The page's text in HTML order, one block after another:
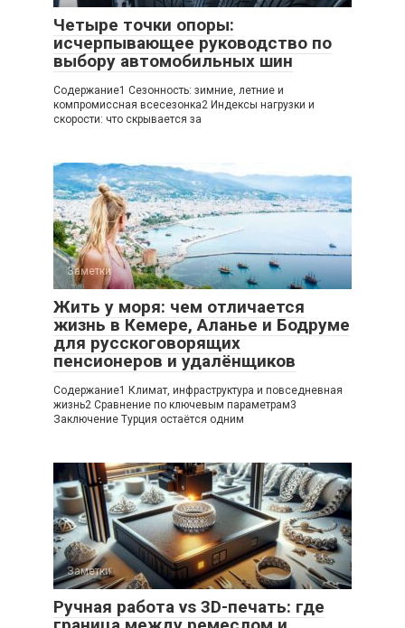
Четыре точки опоры:
исчерпывающее руководство по
выбору автомобильных шин
Содержание1 Сезонность: зимние, летние и
компромиссная всесезонка2 Индексы нагрузки и
скорости: что скрывается за
Заметки
Жить у моря: чем отличается
жизнь в Кемере, Аланье и Бодруме
для русскоговорящих
пенсионеров и удалёнщиков
Содержание1 Климат, инфраструктура и повседневная
жизнь2 Сравнение по ключевым параметрам3
Заключение Турция остаётся одним
Заметки
Ручная работа vs 3D-печать: где